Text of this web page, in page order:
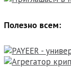
Полезно всем: